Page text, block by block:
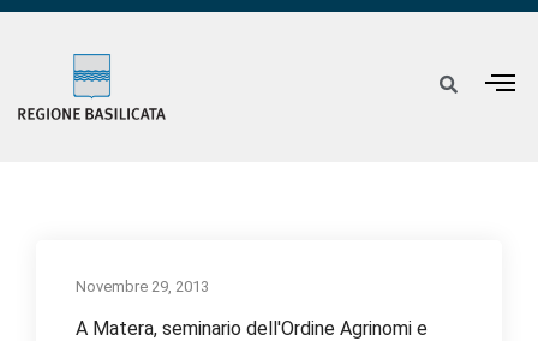
Novembre 29, 2013
A Matera, seminario dell'Ordine Agrinomi e